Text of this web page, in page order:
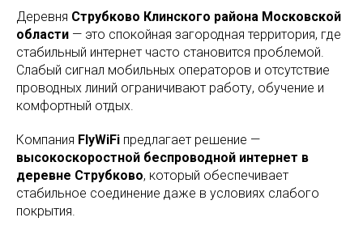
Деревня Струбково Клинского района Московской
области — это спокойная загородная территория, где
стабильный интернет часто становится проблемой.
Слабый сигнал мобильных операторов и отсутствие
проводных линий ограничивают работу, обучение и
комфортный отдых.
Компания FlyWiFi предлагает решение —
высокоскоростной беспроводной интернет в
деревне Струбково, который обеспечивает
стабильное соединение даже в условиях слабого
покрытия.